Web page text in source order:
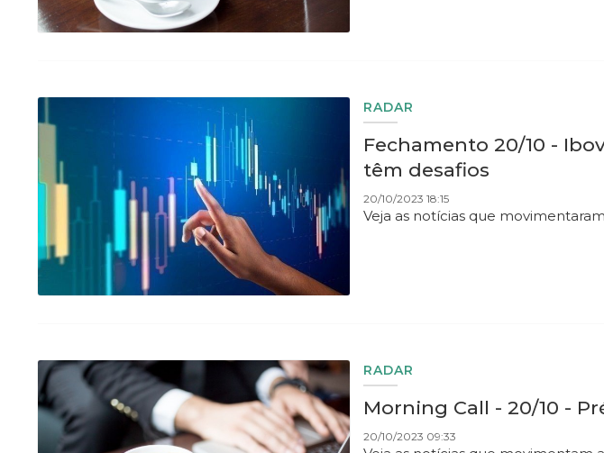
RADAR
Fechamento 20/10 -
têm desafios
20/10/2023 18:15
Veja as notícias que
RADAR
Morning Call - 20/10 -
20/10/2023 09:33